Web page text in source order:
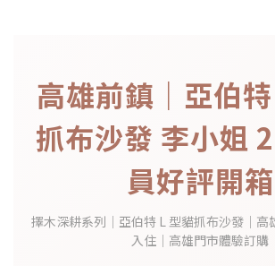
高雄前鎮｜亞伯
抓布沙發 李小姐
員好評開箱
擇木深耕系列｜亞伯特 L 型貓抓布沙發｜高
入住｜高雄門市體驗訂購